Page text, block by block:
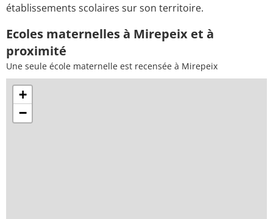
établissements scolaires sur son territoire.
Ecoles maternelles à Mirepeix et à
proximité
Une seule école maternelle est recensée à Mirepeix
+
−